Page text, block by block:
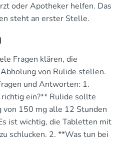
oder Apotheker helfen. Das
steht an erster Stelle.
Fragen klären, die
von Rulide stellen.
und Antworten: 1.
ein?** Rulide sollte
von 150 mg alle 12 Stunden
ist wichtig, die Tabletten mit
schlucken. 2. **Was tun bei